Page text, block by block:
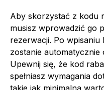
Aby skorzystać z kodu
musisz wprowadzić go
rezerwacji. Po
zostanie
Upewnij się, że kod
spełniasz wymagania
takie jak minimalna